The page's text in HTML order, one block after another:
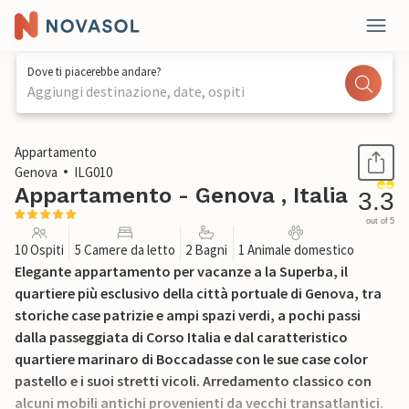
Dove ti piacerebbe andare?
Aggiungi destinazione, date, ospiti
1 / 27
Appartamento
Genova
ILG010
Appartamento - Genova , Italia 3.3
out of 5
10 Ospiti 5 Camere da letto 2 Bagni 1 Animale domestico
Elegante appartamento per vacanze a la Superba, il
quartiere più esclusivo della città portuale di Genova, tra
storiche case patrizie e ampi spazi verdi, a pochi passi
dalla passeggiata di Corso Italia e dal caratteristico
quartiere marinaro di Boccadasse con le sue case color
pastello e i suoi stretti vicoli. Arredamento classico con
alcuni mobili antichi provenienti da vecchi transatlantici.